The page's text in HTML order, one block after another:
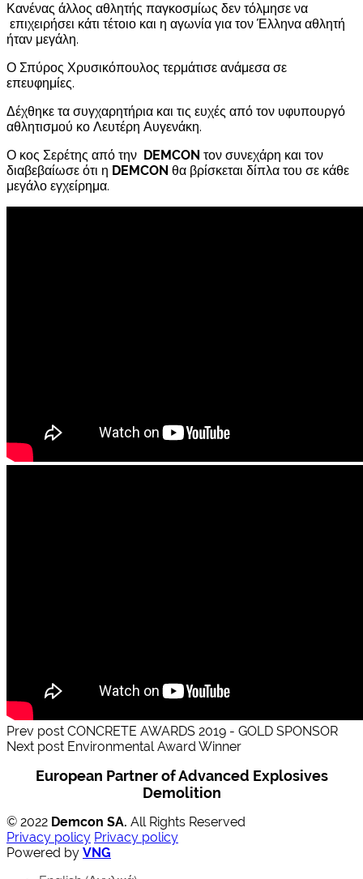
Κανένας άλλος αθλητής παγκοσμίως δεν τόλμησε να
επιχειρήσει κάτι τέτοιο και η αγωνία για τον Έλληνα αθλητή
ήταν μεγάλη.
Ο Σπύρος Χρυσικόπουλος τερμάτισε ανάμεσα σε
επευφημίες.
Δέχθηκε τα συγχαρητήρια και τις ευχές από τον υφυπουργό
αθλητισμού κο Λευτέρη Αυγενάκη.
Ο κος Σερέτης από την DEMCON τον συνεχάρη και τον
διαβεβαίωσε ότι η DEMCON θα βρίσκεται δίπλα του σε κάθε
μεγάλο εγχείρημα.
Prev post CONCRETE AWARDS 2019 - GOLD SPONSOR
Next post Environmental Award Winner
European Partner of Advanced Explosives
Demolition
© 2022 Demcon SA. All Rights Reserved
Privacy policy Privacy policy
Powered by VNG